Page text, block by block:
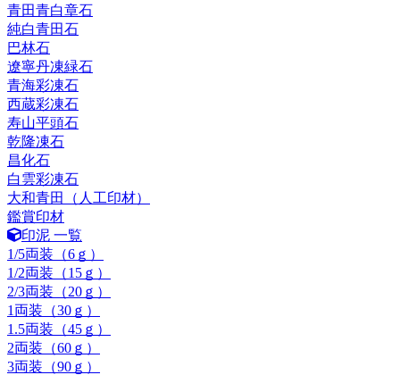
青田青白章石
純白青田石
巴林石
遼寧丹凍緑石
青海彩凍石
西蔵彩凍石
寿山平頭石
乾隆凍石
昌化石
白雲彩凍石
大和青田（人工印材）
鑑賞印材
印泥 一覧
1/5両装（6ｇ）
1/2両装（15ｇ）
2/3両装（20ｇ）
1両装（30ｇ）
1.5両装（45ｇ）
2両装（60ｇ）
3両装（90ｇ）